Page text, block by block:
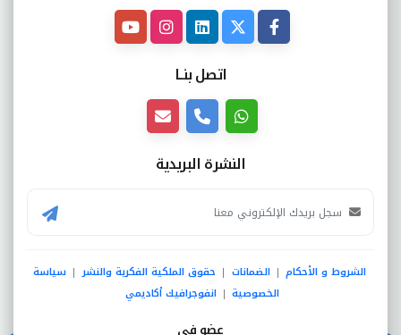
اتصل بنــا
النشرة البريدية
الشروط و الأحكام | الضمانات | حقوق الملكية الفكرية والنشر | سياسة
الخصوصية | انفوجرافيك أكاديمي
عضو فى